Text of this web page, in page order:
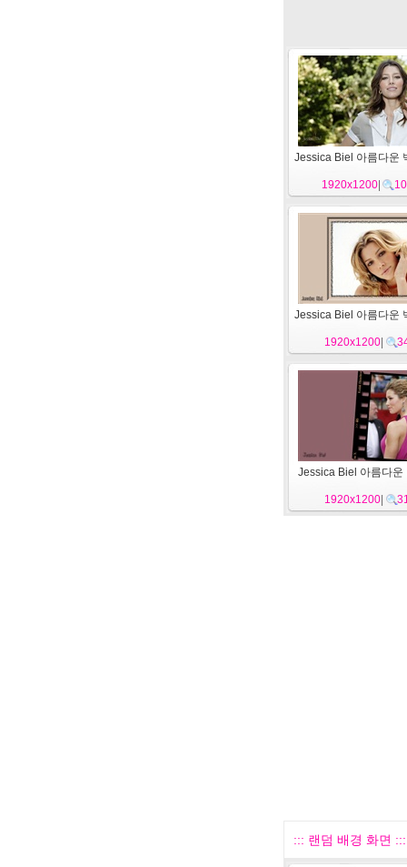
Jessica Biel 아름다운
1920x1200
Jessica Biel 아름다운
1920x1200
Jessica Biel 아름다운
1920x1200
::: 랜덤 배경 화면 :::